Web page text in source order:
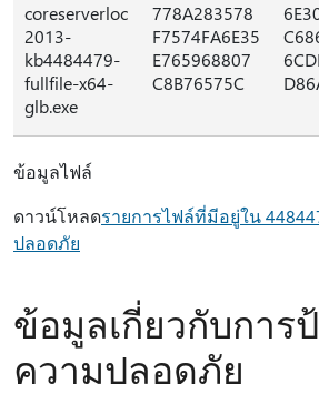
coreserverloc
2013-
kb4484479-
fullfile-x64-
glb.exe
778A283578
F7574FA6E35
E765968807
C8B76575C
ข้อมูลไฟล์
ดาวน์โหลดรายการไฟล์ที่มีอยู่ใน
ปลอดภัย
ข้อมูลเกี่ยวกับการ
ความปลอดภัย